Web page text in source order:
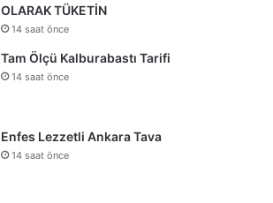
OLARAK TÜKETİN
14 saat önce
Tam Ölçü Kalburabastı Tarifi
14 saat önce
Enfes Lezzetli Ankara Tava
14 saat önce